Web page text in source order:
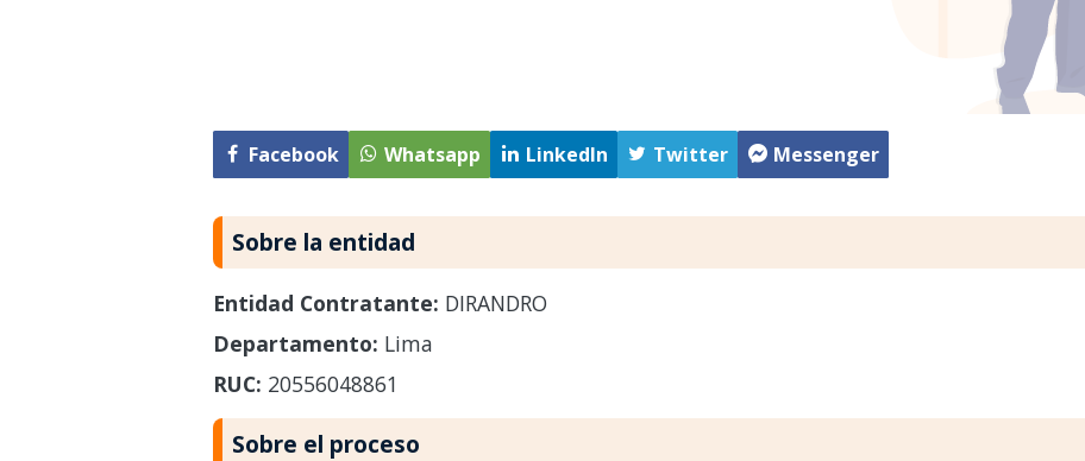
Facebook Whatsapp LinkedIn Twitter Messenger
Sobre la entidad
Entidad Contratante: DIRANDRO
Departamento: Lima
RUC: 20556048861
Sobre el proceso